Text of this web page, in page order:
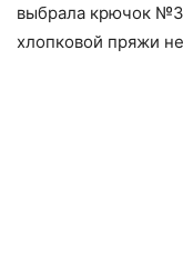
выбрала крючок
хлопковой пряжи